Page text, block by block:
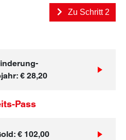
Zu Schritt 2
: € 28,20
Pass
: € 102,00